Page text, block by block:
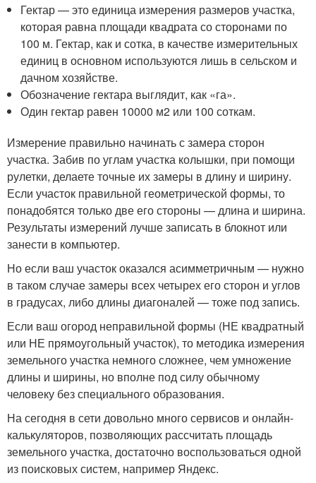
Гектар — это единица измерения размеров участка,
которая равна площади квадрата со сторонами по
100 м. Гектар, как и сотка, в качестве измерительных
единиц в основном используются лишь в сельском и
дачном хозяйстве.
Обозначение гектара выглядит, как «га».
Один гектар равен 10000 м2 или 100 соткам.
Измерение правильно начинать с замера сторон
участка. Забив по углам участка колышки, при помощи
рулетки, делаете точные их замеры в длину и ширину.
Если участок правильной геометрической формы, то
понадобятся только две его стороны — длина и ширина.
Результаты измерений лучше записать в блокнот или
занести в компьютер.
Но если ваш участок оказался асимметричным — нужно
в таком случае замеры всех четырех его сторон и углов
в градусах, либо длины диагоналей — тоже под запись.
Если ваш огород неправильной формы (НЕ квадратный
или НЕ прямоугольный участок), то методика измерения
земельного участка немного сложнее, чем умножение
длины и ширины, но вполне под силу обычному
человеку без специального образования.
На сегодня в сети довольно много сервисов и онлайн-
калькуляторов, позволяющих рассчитать площадь
земельного участка, достаточно воспользоваться одной
из поисковых систем, например Яндекс.